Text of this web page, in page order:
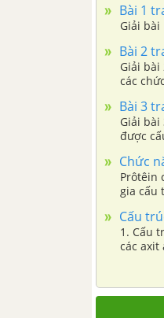
Bài 1
Giải bài
Bài 2
Giải
các
Bài 3
Giải bài
được
Chức
Prôtêin
gia cấu
Cấu
1. Cấu
các